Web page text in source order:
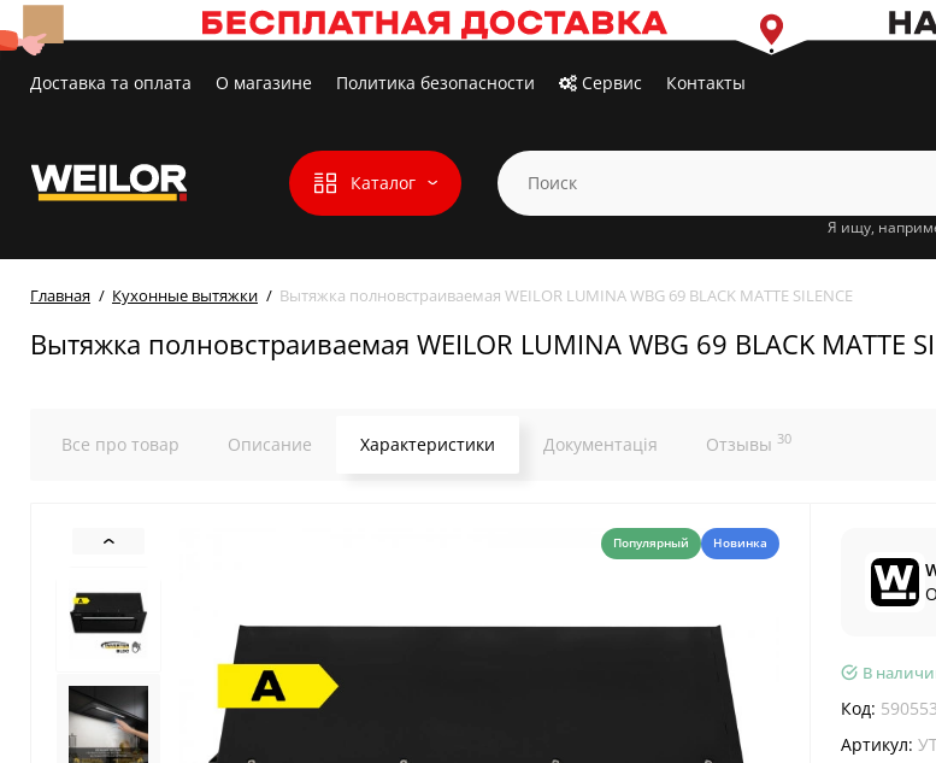
Доставка та оплата О магазине Политика безопасности Сервис Контакты
Каталог
Я ищу,
Главная Кухонные вытяжки Вытяжка полновстраиваемая WEILOR LUMINA WBG 69 BLACK MATTE SILENCE
Вытяжка полновстраиваемая WEILOR LUMINA WBG 69 BLACK MATTE
Все про товар Описание Характеристики Документація Отзывы 30
Популярный Новинка
В
Код:
Артикул: